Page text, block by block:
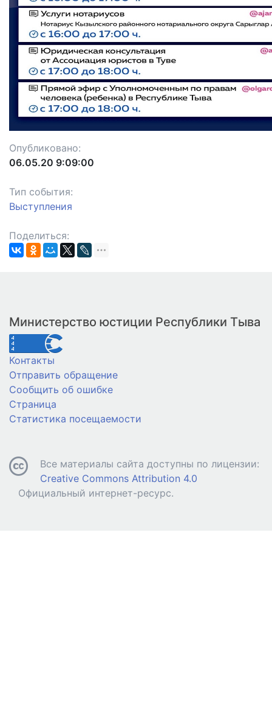
Опубликовано:
06.05.20 9:09:00
Тип события:
Выступления
Поделиться:
Министерство юстиции Республики Тыва
Контакты
Отправить обращение
Сообщить об ошибке
Страница
Статистика посещаемости
Все материалы сайта доступны по лицензии:
Creative Commons Attribution 4.0
Официальный интернет-ресурс.